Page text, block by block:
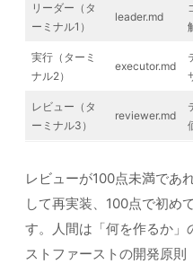
リーダー（タ
ーミナル1）
leader.md
実行（ターミ
ナル2）
executor.md
レビュー（タ
ーミナル3）
reviewer.md
レビューが100点未満であ
して再実装、100点で初め
す。人間は「何を作るか」
ストファーストの開発原